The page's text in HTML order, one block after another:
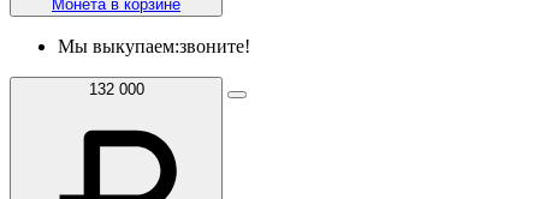
Монета в корзине
Мы выкупаем:звоните!
132 000